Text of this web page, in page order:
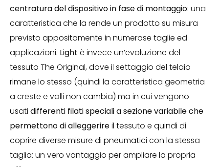
centratura del dispositivo in fase di montaggio: una
caratteristica che la rende un prodotto su misura
previsto appositamente in numerose taglie ed
applicazioni. Light è invece un’evoluzione del
tessuto The Original, dove il settaggio del telaio
rimane lo stesso (quindi la caratteristica geometria
a creste e valli non cambia) ma in cui vengono
usati differenti filati speciali a sezione variabile che
permettono di alleggerireil tessuto e quindi di
coprire diverse misure di pneumatici con la stessa
taglia: un vero vantaggio per ampliare la propria